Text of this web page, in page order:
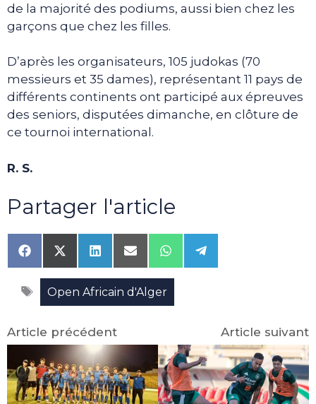
de la majorité des podiums, aussi bien chez les
garçons que chez les filles.
D’après les organisateurs, 105 judokas (70
messieurs et 35 dames), représentant 11 pays de
différents continents ont participé aux épreuves
des seniors, disputées dimanche, en clôture de
ce tournoi international.
R. S.
Partager l'article
Share
on
Facebook
Share
on
X
(Twitter)
Share
on
LinkedIn
Share
on
Email
Share
on
WhatsApp
Share
on
Étiquettes
Open Africain d'Alger
Article précédent Article suivant